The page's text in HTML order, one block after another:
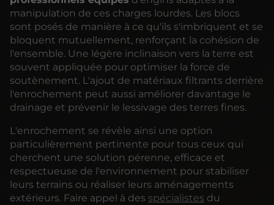
manipulation de ces charges lourdes. Les blocs
sont posés de manière à ce qu'ils s'imbriquent et se
bloquent mutuellement, renforçant la cohésion de
l'ensemble. Une légère inclinaison vers la terre est
souvent appliquée pour optimiser la force de
soutènement. L'ajout de matériaux filtrants derrière
l'enrochement peut aussi améliorer davantage le
drainage et prévenir le lessivage des terres fines.
L'enrochement se révèle ainsi une option
particulièrement pertinente pour tous ceux qui
cherchent une solution pérenne, efficace et
respectueuse de l'environnement pour stabiliser
leurs terrains ou réaliser leurs aménagements
extérieurs. Faire appel à des spécialistes du